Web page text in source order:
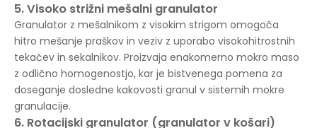
5. Visoko strižni mešalni granulator
Granulator z mešalnikom z visokim strigom omogoča
hitro mešanje praškov in veziv z uporabo visokohitrostnih
tekačev in sekalnikov. Proizvaja enakomerno mokro maso
z odlično homogenostjo, kar je bistvenega pomena za
doseganje dosledne kakovosti granul v sistemih mokre
granulacije.
6. Rotacijski granulator (granulator v košari)